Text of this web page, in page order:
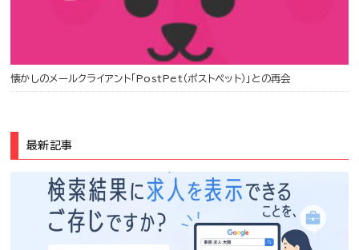
懐かしのメールクライアント「PostPet（ポストペット）」との再会
最新記事